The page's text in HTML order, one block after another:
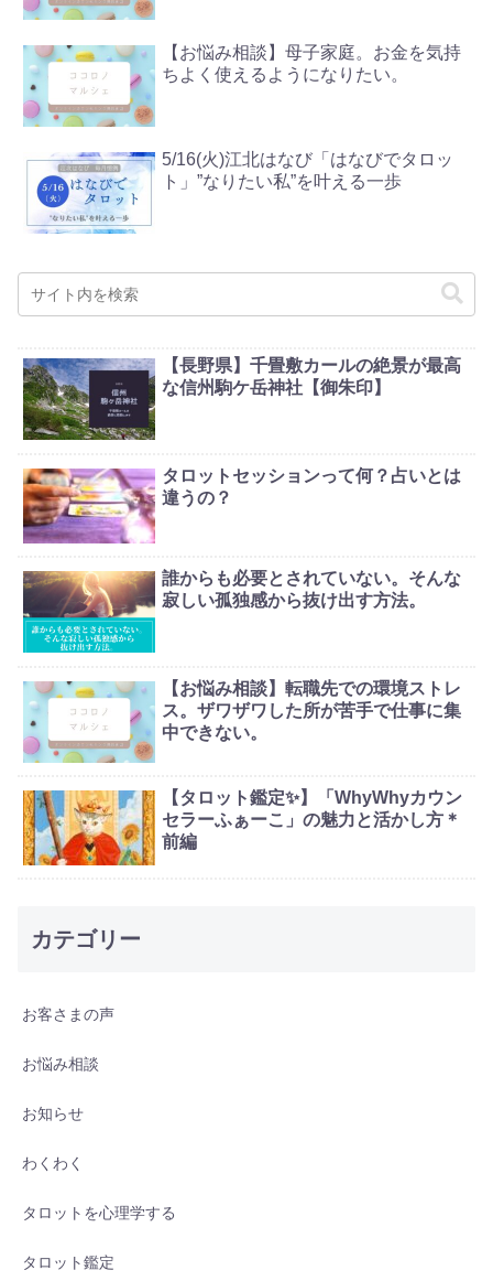
【お悩み相談】母子家庭。お金を気持
ちよく使えるようになりたい。
5/16(火)江北はなび「はなびでタロッ
ト」”なりたい私”を叶える一歩
【長野県】千畳敷カールの絶景が最高
な信州駒ケ岳神社【御朱印】
タロットセッションって何？占いとは
違うの？
誰からも必要とされていない。そんな
寂しい孤独感から抜け出す方法。
【お悩み相談】転職先での環境ストレ
ス。ザワザワした所が苦手で仕事に集
中できない。
【タロット鑑定✨】「WhyWhyカウン
セラーふぁーこ」の魅力と活かし方＊
前編
カテゴリー
お客さまの声
お悩み相談
お知らせ
わくわく
タロットを心理学する
タロット鑑定